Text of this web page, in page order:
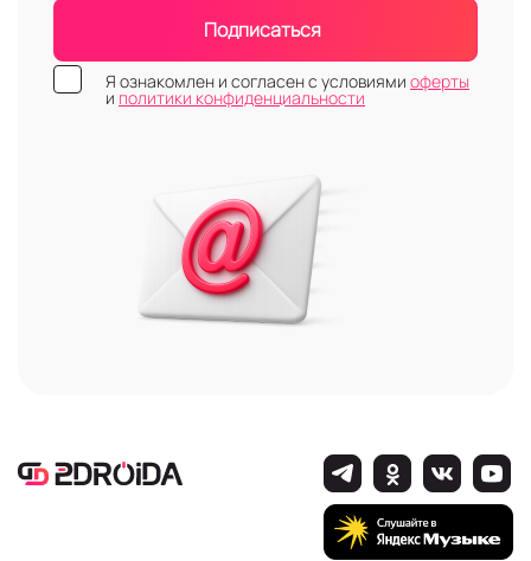
Подписаться
Я ознакомлен и согласен с условиями оферты
и политики конфиденциальности